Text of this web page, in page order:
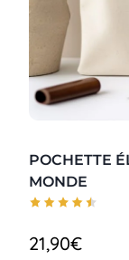
POCHETTE
MONDE
21,90€